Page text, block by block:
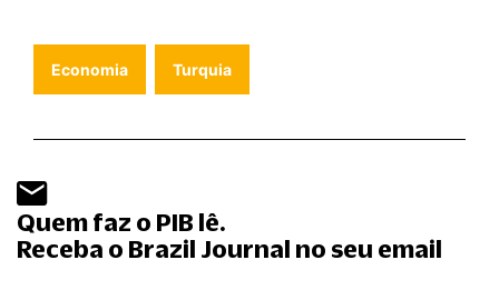
Economia Turquia
Quem faz o PIB lê.
Receba o Brazil Journal no seu email